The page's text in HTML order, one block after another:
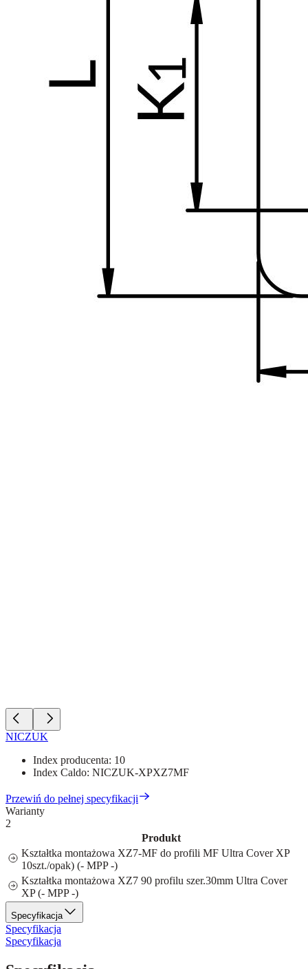
NICZUK
Index producenta: 10
Index Caldo: NICZUK-XPXZ7MF
Przewiń do pełnej specyfikacji
Warianty
2
Produkt
Kształtka montażowa XZ7-MF do profili MF Ultra Cover XP
10szt./opak) (- MPP -)
Kształtka montażowa XZ7 90 profilu szer.30mm Ultra Cover
XP (- MPP -)
Specyfikacja
Specyfikacja
Specyfikacja